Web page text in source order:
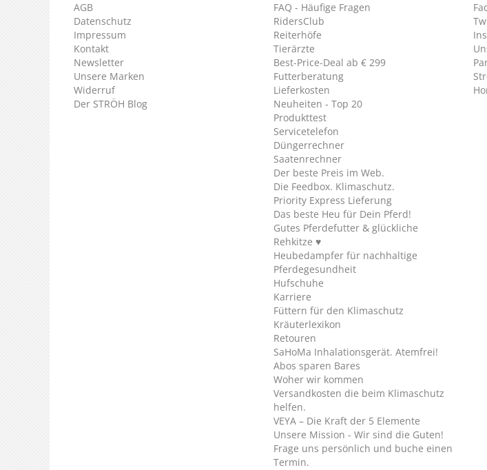
AGB
Datenschutz
Impressum
Kontakt
Newsletter
Unsere Marken
Widerruf
Der STRÖH Blog
FAQ - Häufige Fragen
RidersClub
Reiterhöfe
Tierärzte
Best-Price-Deal ab € 299
Futterberatung
Lieferkosten
Neuheiten - Top 20
Produkttest
Servicetelefon
Düngerrechner
Saatenrechner
Der beste Preis im Web.
Die Feedbox. Klimaschutz.
Priority Express Lieferung
Das beste Heu für Dein Pferd!
Gutes Pferdefutter & glückliche
Rehkitze ♥
Heubedampfer für nachhaltige
Pferdegesundheit
Hufschuhe
Karriere
Füttern für den Klimaschutz
Kräuterlexikon
Retouren
SaHoMa Inhalationsgerät. Atemfrei!
Abos sparen Bares
Woher wir kommen
Versandkosten die beim Klimaschutz
helfen.
VEYA – Die Kraft der 5 Elemente
Unsere Mission - Wir sind die Guten!
Frage uns persönlich und buche einen
Termin.